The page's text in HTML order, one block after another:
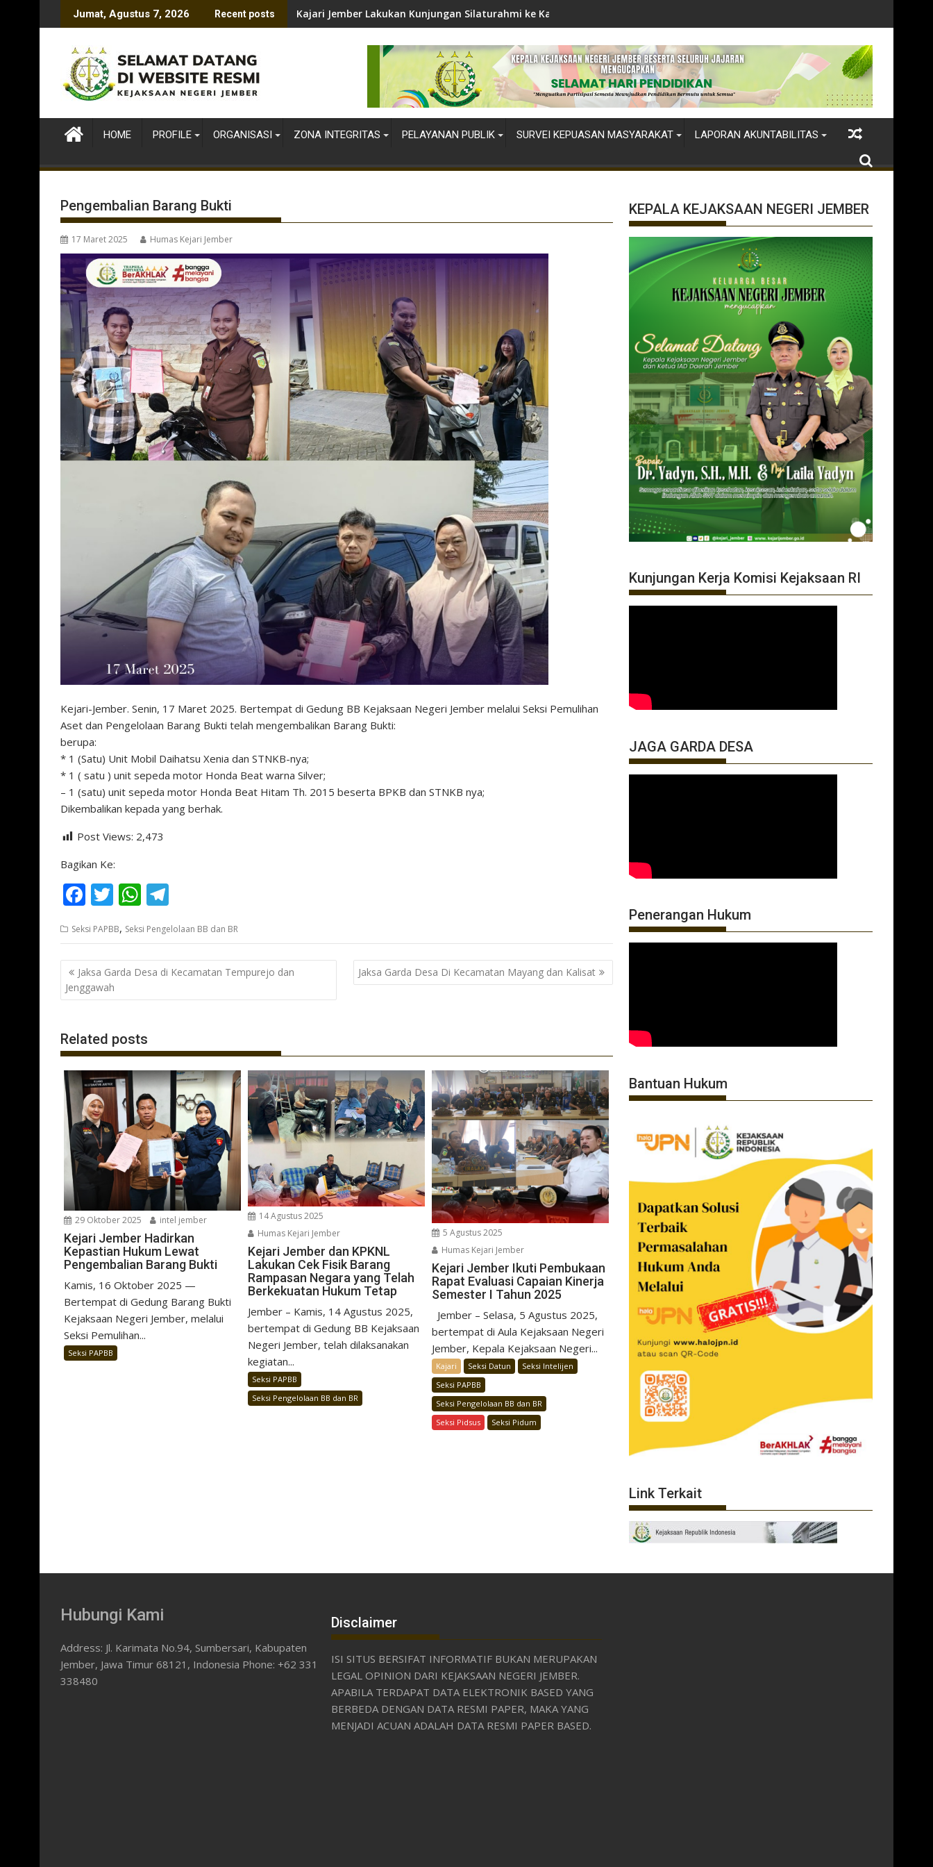
to
Jumat, Agustus 7, 2026 Recent posts Kajari Jember Lakukan Kunjungan Silaturahmi ke Kapolres Jember
HOME PROFILE ORGANISASI ZONA INTEGRITAS PELAYANAN PUBLIK SURVEI KEPUASAN MASYARAKAT LAPORAN AKUNTABILITAS
Pengembalian Barang Bukti
17 Maret 2025 Humas Kejari Jember
Kejari-Jember. Senin, 17 Maret 2025. Bertempat di Gedung BB Kejaksaan Negeri Jember melalui Seksi Pemulihan
Aset dan Pengelolaan Barang Bukti telah mengembalikan Barang Bukti:
berupa:
* 1 (Satu) Unit Mobil Daihatsu Xenia dan STNKB-nya;
* 1 ( satu ) unit sepeda motor Honda Beat warna Silver;
– 1 (satu) unit sepeda motor Honda Beat Hitam Th. 2015 beserta BPKB dan STNKB nya;
Dikembalikan kepada yang berhak.
Post Views: 2,473
Bagikan Ke:
F
e
b
o
o
k
T
itt
er
W
at
s
A
p
e
gr
a
m
Seksi PAPBB, Seksi Pengelolaan BB dan BR
Navigasi
pos
Jaksa Garda Desa di Kecamatan Tempurejo dan
Jenggawah
Jaksa Garda Desa Di Kecamatan Mayang dan Kalisat
Related posts
29 Oktober 2025 intel jember
Kejari Jember Hadirkan
Kepastian Hukum Lewat
Pengembalian Barang Bukti
Kamis, 16 Oktober 2025 —
Bertempat di Gedung Barang Bukti
Kejaksaan Negeri Jember, melalui
Seksi Pemulihan...
Seksi PAPBB
14 Agustus 2025
Humas Kejari Jember
Kejari Jember dan KPKNL
Lakukan Cek Fisik Barang
Rampasan Negara yang Telah
Berkekuatan Hukum Tetap
Jember – Kamis, 14 Agustus 2025,
bertempat di Gedung BB Kejaksaan
Negeri Jember, telah dilaksanakan
kegiatan...
Seksi PAPBB
Seksi Pengelolaan BB dan BR
5 Agustus 2025
Humas Kejari Jember
Kejari Jember Ikuti Pembukaan
Rapat Evaluasi Capaian Kinerja
Semester I Tahun 2025
Jember – Selasa, 5 Agustus 2025,
bertempat di Aula Kejaksaan Negeri
Jember, Kepala Kejaksaan Negeri...
Kajari Seksi Datun
Seksi Intelijen
Seksi PAPBB
Seksi Pengelolaan BB dan BR
Seksi Pidsus
Seksi Pidum
KEPALA KEJAKSAAN NEGERI JEMBER
Kunjungan Kerja Komisi Kejaksaan RI
JAGA GARDA DESA
Penerangan Hukum
Bantuan Hukum
Link Terkait
Hubungi Kami
Address: Jl. Karimata No.94, Sumbersari, Kabupaten
Jember, Jawa Timur 68121, Indonesia Phone: +62 331
338480
Disclaimer
ISI SITUS BERSIFAT INFORMATIF BUKAN MERUPAKAN
LEGAL OPINION DARI KEJAKSAAN NEGERI JEMBER.
APABILA TERDAPAT DATA ELEKTRONIK BASED YANG
BERBEDA DENGAN DATA RESMI PAPER, MAKA YANG
MENJADI ACUAN ADALAH DATA RESMI PAPER BASED.